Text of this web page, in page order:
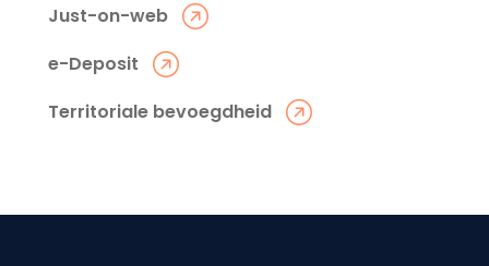
Just-on-web
e-Deposit
Territoriale bevoegdheid